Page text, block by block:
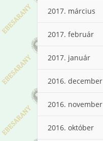
2017. március
2017. február
2017. január
2016. december
2016. november
2016. október